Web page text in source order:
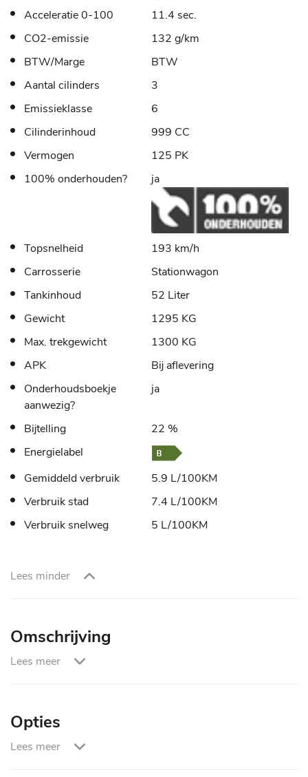
Acceleratie 0-100
11.4 sec.
CO2-emissie
132 g/km
BTW/Marge
BTW
Aantal cilinders
3
Emissieklasse
6
Cilinderinhoud
999 CC
Vermogen
125 PK
100% onderhouden?
ja
Topsnelheid
193 km/h
Carrosserie
Stationwagon
Tankinhoud
52 Liter
Gewicht
1295 KG
Max. trekgewicht
1300 KG
APK
Bij aflevering
Onderhoudsboekje
aanwezig?
ja
Bijtelling
22 %
Energielabel
Gemiddeld verbruik
5.9 L/100KM
Verbruik stad
7.4 L/100KM
Verbruik snelweg
5 L/100KM
Lees minder
Omschrijving
Omschrijving
Garantie Pakketten :
Lees meer
Opties
Lees meer